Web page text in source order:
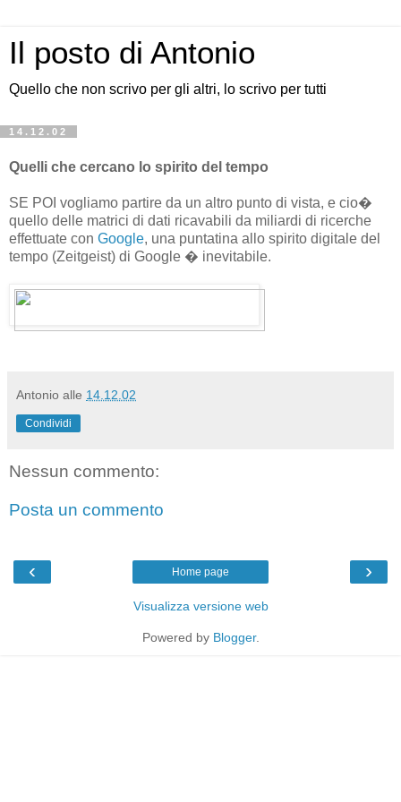
Il posto di Antonio
Quello che non scrivo per gli altri, lo scrivo per tutti
14.12.02
Quelli che cercano lo spirito del tempo
SE POI vogliamo partire da un altro punto di vista, e cio�
quello delle matrici di dati ricavabili da miliardi di ricerche
effettuate con Google, una puntatina allo spirito digitale del
tempo (Zeitgeist) di Google � inevitabile.
Antonio alle 14.12.02
Condividi
Nessun commento:
Posta un commento
‹ ›
Home page
Visualizza versione web
Powered by Blogger.